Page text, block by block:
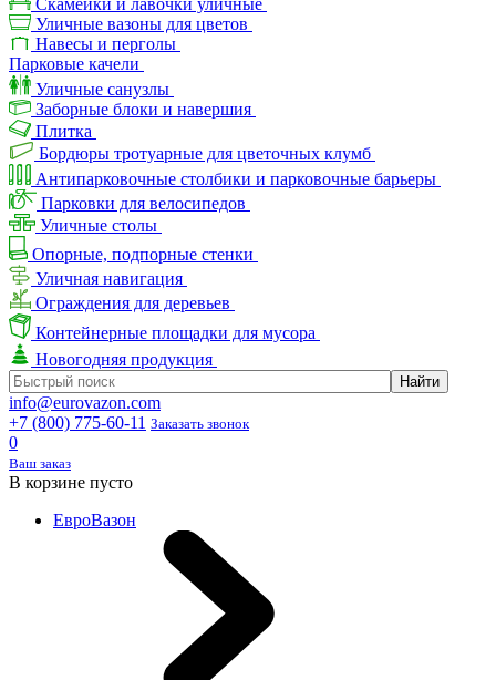
Скамейки и лавочки уличные
Уличные вазоны для цветов
Навесы и перголы
Парковые качели
Уличные санузлы
Заборные блоки и навершия
Плитка
Бордюры тротуарные для цветочных клумб
Антипарковочные столбики и парковочные барьеры
Парковки для велосипедов
Уличные столы
Опорные, подпорные стенки
Уличная навигация
Ограждения для деревьев
Контейнерные площадки для мусора
Новогодняя продукция
info@eurovazon.com
+7 (800) 775-60-11 Заказать звонок
0
Ваш заказ
В корзине пусто
ЕвроВазон